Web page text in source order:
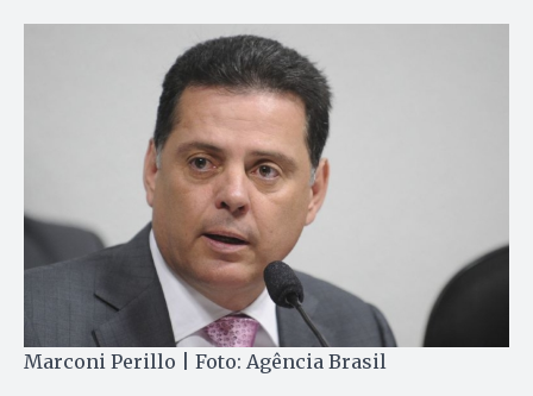
Marconi Perillo | Foto: Agência Brasil